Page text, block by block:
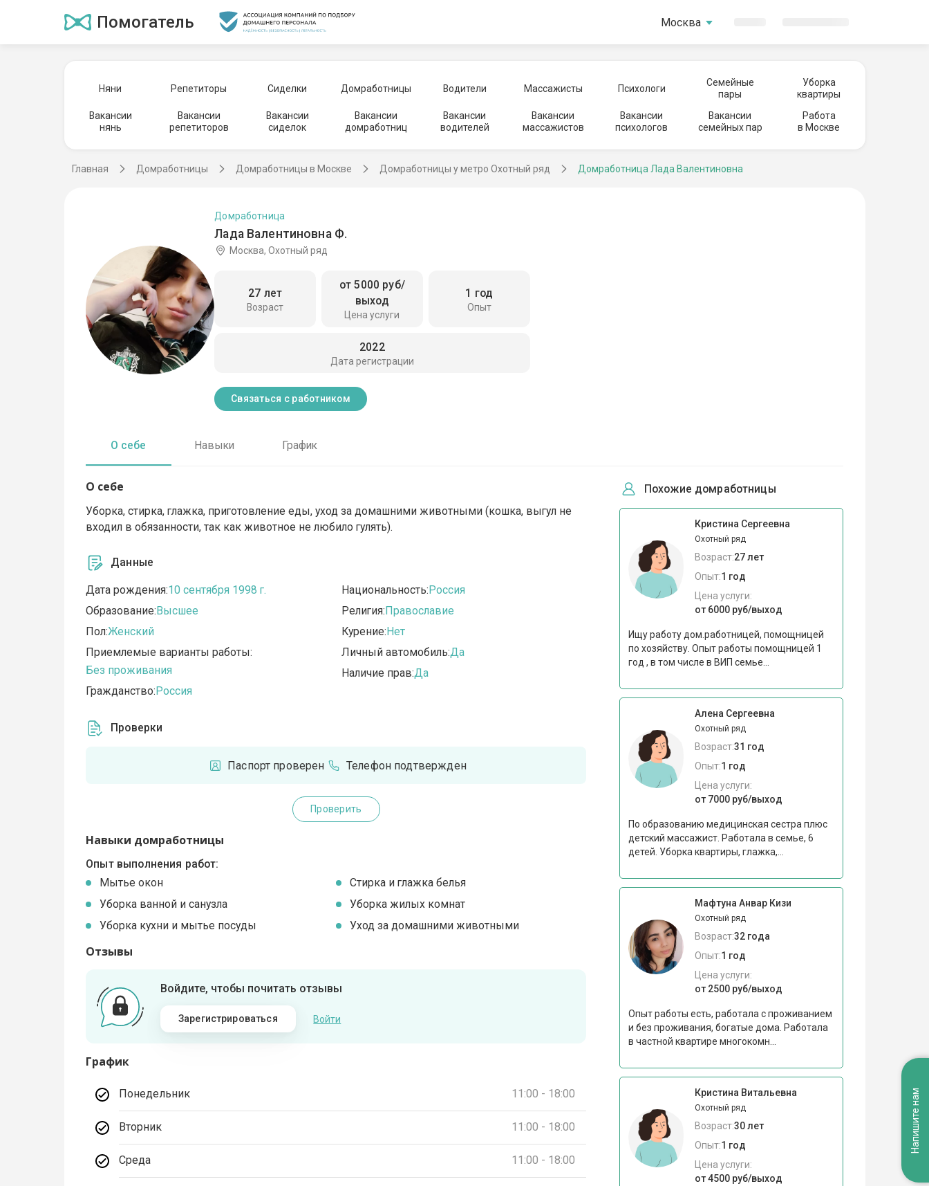
Помогатель Москва
Няни Репетиторы Сиделки Домработницы Водители Массажисты Психологи
Семейные
пары
Уборка
квартиры
Вакансии
нянь
Вакансии
репетиторов
Вакансии
сиделок
Вакансии
домработниц
Вакансии
водителей
Вакансии
массажистов
Вакансии
психологов
Вакансии
семейных пар
Работа
в Москве
Главная Домработницы Домработницы в Москве Домработницы у метро Охотный ряд Домработница Лада Валентиновна
Лада Валентиновна Ф.
Домработница
Москва, Охотный ряд
Возраст
27 лет
Цена услуги
от 5000 руб/
выход
Опыт
1 год
Дата регистрации
2022
Связаться с работником
О себе Навыки График
О себе
Уборка, стирка, глажка, приготовление еды, уход за домашними животными (кошка, выгул не
входил в обязанности, так как животное не любило гулять).
Данные
Дата рождения:10 сентября 1998 г.
Образование:Высшее
Пол:Женский
Приемлемые варианты работы:
Без проживания
Гражданство:Россия
Национальность:Россия
Религия:Православие
Курение:Нет
Личный автомобиль:Да
Наличие прав:Да
Проверки
Паспорт проверен Телефон подтвержден
Проверить
Навыки домработницы
Опыт выполнения работ:
Мытье окон
Стирка и глажка белья
Уборка ванной и санузла
Уборка жилых комнат
Уборка кухни и мытье посуды
Уход за домашними животными
Отзывы
Войдите, чтобы почитать отзывы
Зарегистрироваться Войти
График
Понедельник 11:00 - 18:00
Вторник 11:00 - 18:00
Среда 11:00 - 18:00
Похожие домработницы
Кристина Сергеевна
Охотный ряд
Возраст:27 лет
Опыт:1 год
Цена услуги:
от 6000 руб/выход
Ищу работу дом.работницей, помощницей
по хозяйству. Опыт работы помощницей 1
год , в том числе в ВИП семье...
Алена Сергеевна
Охотный ряд
Возраст:31 год
Опыт:1 год
Цена услуги:
от 7000 руб/выход
По образованию медицинская сестра плюс
детский массажист. Работала в семье, 6
детей. Уборка квартиры, глажка,...
Мафтуна Анвар Кизи
Охотный ряд
Возраст:32 года
Опыт:1 год
Цена услуги:
от 2500 руб/выход
Опыт работы есть, работала с проживанием
и без проживания, богатые дома. Работала
в частной квартире многокомн...
Кристина Витальевна
Охотный ряд
Возраст:30 лет
Опыт:1 год
Цена услуги:
от 4500 руб/выход
Напишите нам